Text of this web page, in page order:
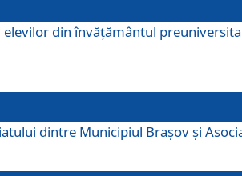
din învățământul
dintre Municipiul Brașov și